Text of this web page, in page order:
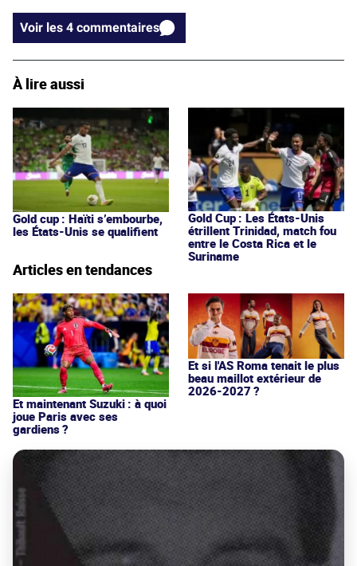
Voir les 4 commentaires
À lire aussi
Gold cup : Haïti s’embourbe,
les États-Unis se qualifient
Gold Cup : Les États-Unis
étrillent Trinidad, match fou
entre le Costa Rica et le
Suriname
Articles en tendances
Et maintenant Suzuki : à quoi
joue Paris avec ses
gardiens ?
Et si l'AS Roma tenait le plus
beau maillot extérieur de
2026-2027 ?